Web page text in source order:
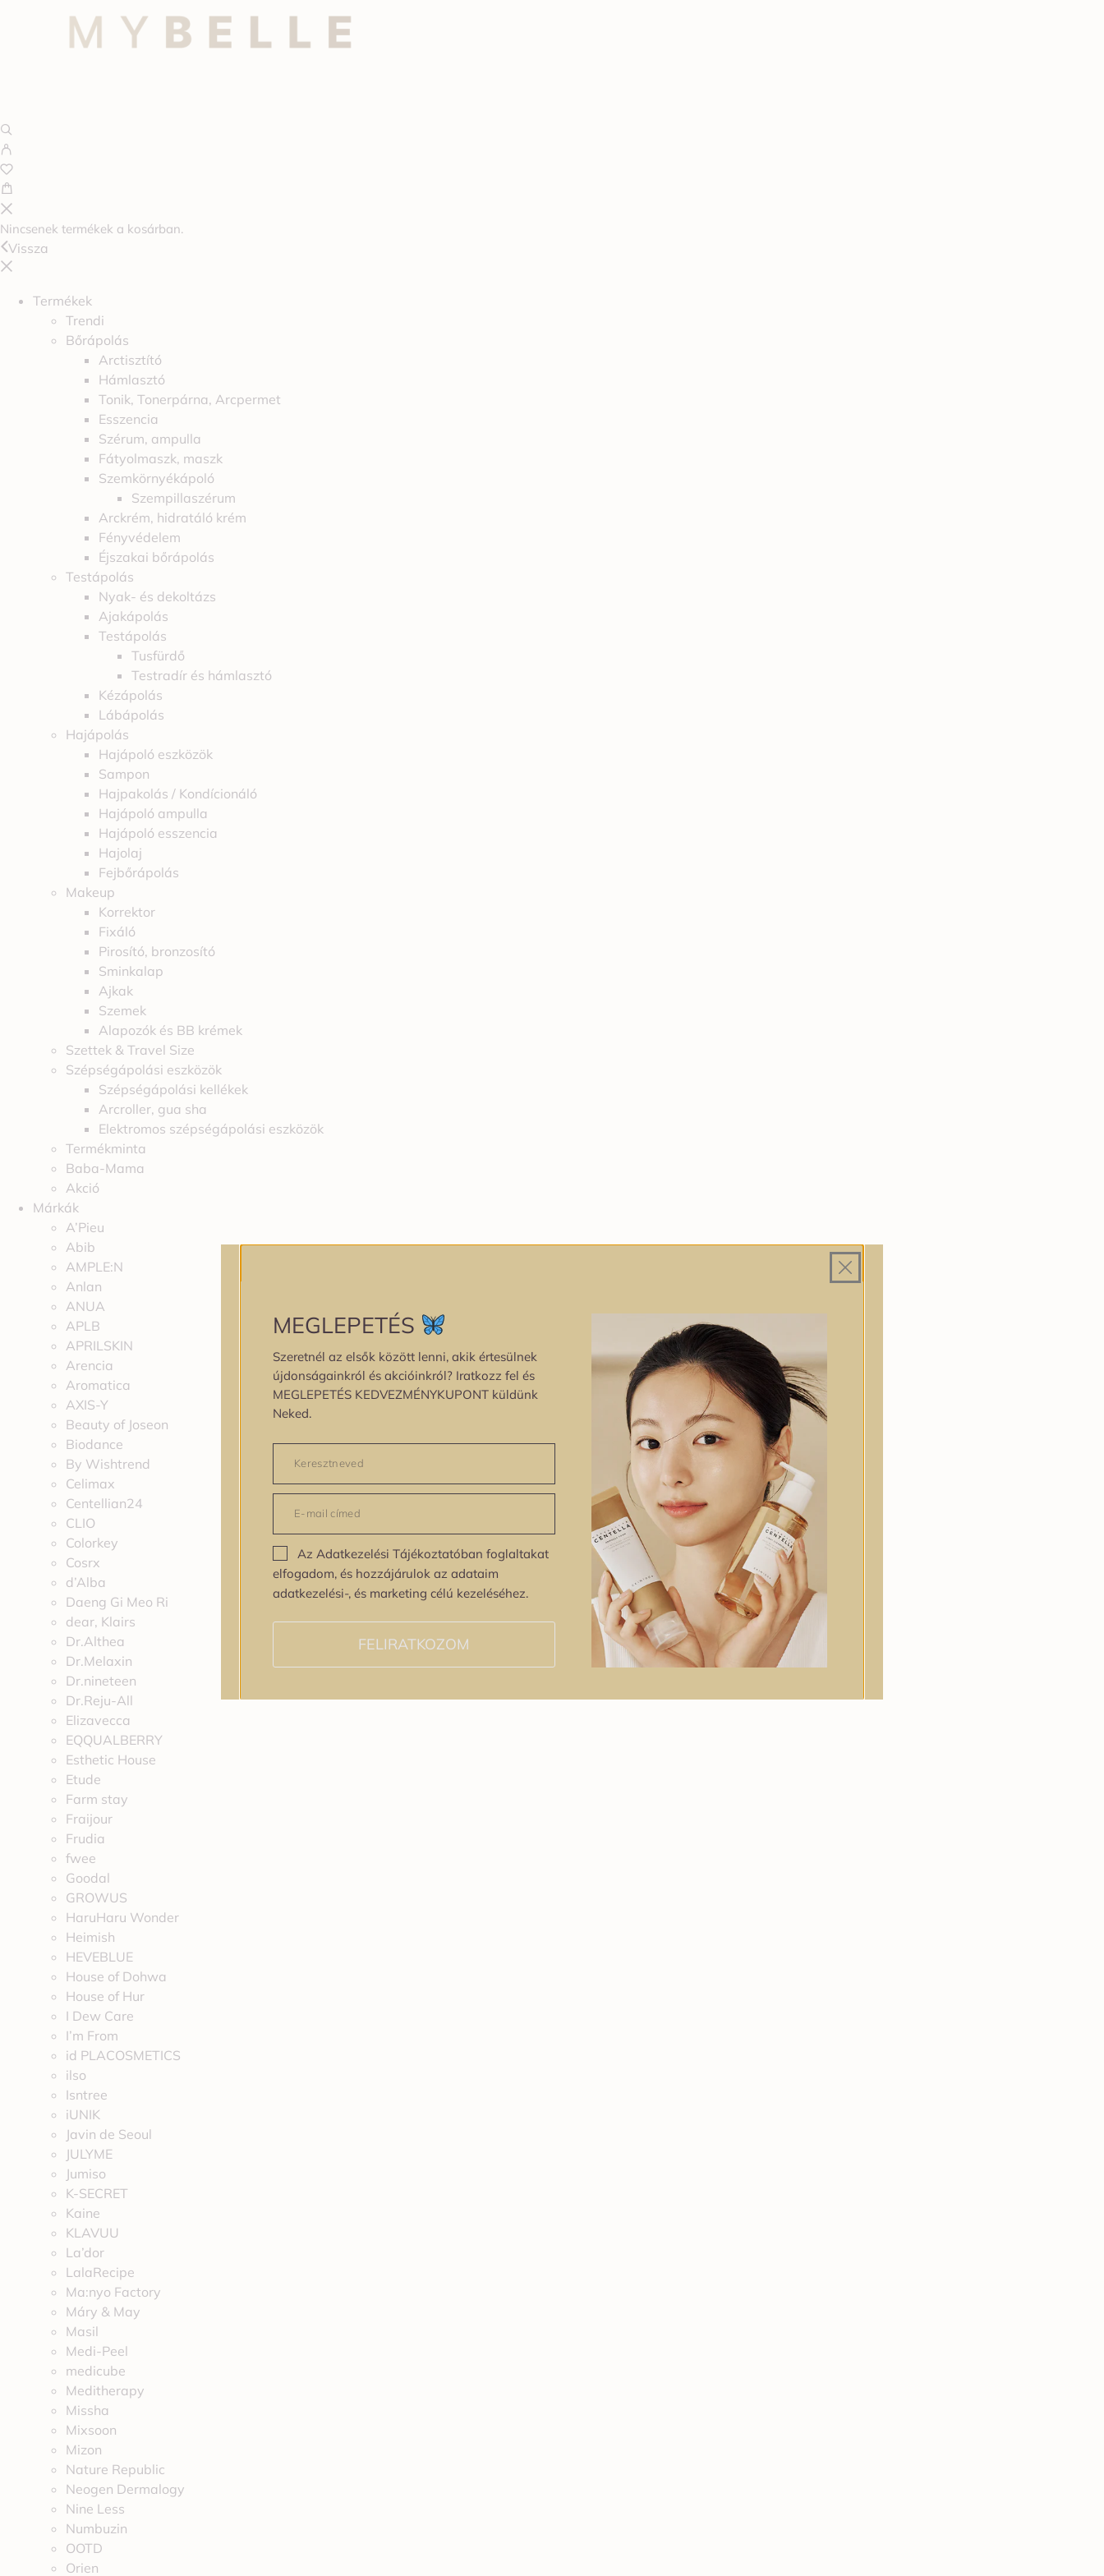
Nincsenek termékek a kosárban.
Vissza
Termékek
Trendi
Bőrápolás
Arctisztító
Hámlasztó
Tonik, Tonerpárna, Arcpermet
Esszencia
Szérum, ampulla
Fátyolmaszk, maszk
Szemkörnyékápoló
Szempillaszérum
Arckrém, hidratáló krém
Fényvédelem
Éjszakai bőrápolás
Testápolás
Nyak- és dekoltázs
Ajakápolás
Testápolás
Tusfürdő
Testradír és hámlasztó
Kézápolás
Lábápolás
Hajápolás
Hajápoló eszközök
Sampon
Hajpakolás / Kondícionáló
Hajápoló ampulla
Hajápoló esszencia
Hajolaj
Fejbőrápolás
Makeup
Korrektor
Fixáló
Pirosító, bronzosító
Sminkalap
Ajkak
Szemek
Alapozók és BB krémek
Szettek & Travel Size
Szépségápolási eszközök
Szépségápolási kellékek
Arcroller, gua sha
Elektromos szépségápolási eszközök
Termékminta
Baba-Mama
Akció
Márkák
A’Pieu
Abib
AMPLE:N
Anlan
ANUA
APLB
APRILSKIN
Arencia
Aromatica
AXIS-Y
Beauty of Joseon
Biodance
By Wishtrend
Celimax
Centellian24
CLIO
Colorkey
Cosrx
d’Alba
Daeng Gi Meo Ri
dear, Klairs
Dr.Althea
Dr.Melaxin
Dr.nineteen
Dr.Reju-All
Elizavecca
EQQUALBERRY
Esthetic House
Etude
Farm stay
Fraijour
Frudia
fwee
Goodal
GROWUS
HaruHaru Wonder
Heimish
HEVEBLUE
House of Dohwa
House of Hur
I Dew Care
I’m From
id PLACOSMETICS
ilso
Isntree
iUNIK
Javin de Seoul
JULYME
Jumiso
K-SECRET
Kaine
KLAVUU
La’dor
LalaRecipe
Ma:nyo Factory
Máry & May
Masil
Medi-Peel
medicube
Meditherapy
Missha
Mixsoon
Mizon
Nature Republic
Neogen Dermalogy
Nine Less
Numbuzin
OOTD
Orien
MEGLEPETÉS
Szeretnél az elsők között lenni, akik értesülnek
újdonságainkról és akcióinkról? Iratkozz fel és
MEGLEPETÉS KEDVEZMÉNYKUPONT küldünk
Neked.
Az Adatkezelési Tájékoztatóban foglaltakat
elfogadom, és hozzájárulok az adataim
adatkezelési-, és marketing célú kezeléséhez.
FELIRATKOZOM